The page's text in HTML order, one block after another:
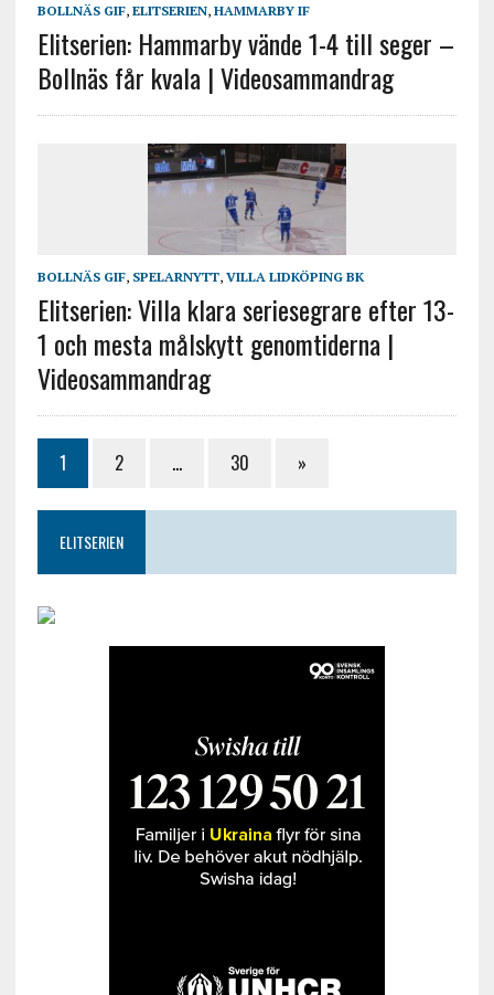
BOLLNÄS GIF, ELITSERIEN, HAMMARBY IF
Elitserien: Hammarby vände 1-4 till seger –
Bollnäs får kvala | Videosammandrag
BOLLNÄS GIF, SPELARNYTT, VILLA LIDKÖPING BK
Elitserien: Villa klara seriesegrare efter 13-
1 och mesta målskytt genomtiderna |
Videosammandrag
1 2 … 30 »
ELITSERIEN